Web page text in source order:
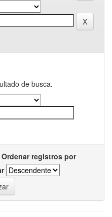
de busca.
Ordenar registros por